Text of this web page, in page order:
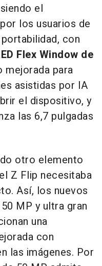
el
los usuarios de
con
Flex Window de
mejorada para
asistidas por IA
el dispositivo, y
las 6,7 pulgadas
otro elemento
Z Flip necesitaba
Así, los nuevos
MP y ultra gran
una
con
las imágenes. Por